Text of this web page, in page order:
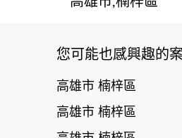
您可能也感興趣的案
高雄市 楠梓區
高雄市 楠梓區